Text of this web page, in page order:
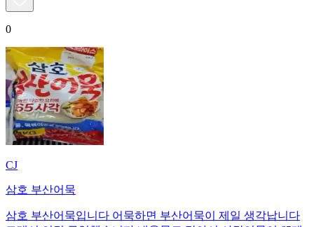
0
CJ
삼호 부산어묵
삼호 부산어묵입니다 어묵하면 부산어묵이 제일 생각납니다